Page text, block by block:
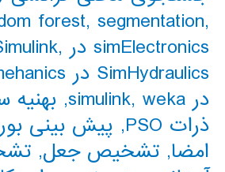
forest, segmentation,
simElectronics در Simulink
,
SimHydraulics در simulink
در simulink
, weka
,
ذرات PSO
, پیش بینی
امضا, تشخیص جعل,